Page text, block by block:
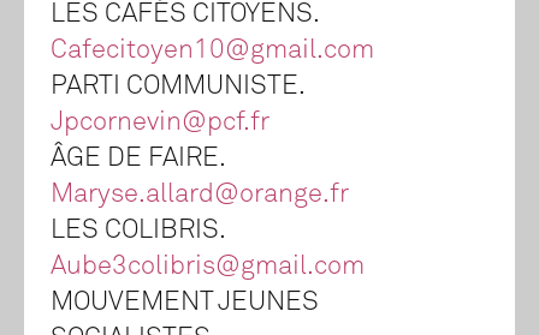
LES CAFÉS CITOYENS.
Cafecitoyen10@gmail.com
PARTI COMMUNISTE.
Jpcornevin@pcf.fr
ÂGE DE FAIRE.
Maryse.allard@orange.fr
LES COLIBRIS.
Aube3colibris@gmail.com
MOUVEMENT JEUNES